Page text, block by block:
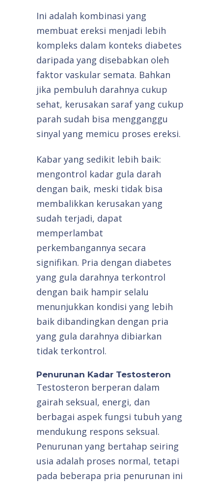
Ini adalah kombinasi yang
membuat ereksi menjadi lebih
kompleks dalam konteks diabetes
daripada yang disebabkan oleh
faktor vaskular semata. Bahkan
jika pembuluh darahnya cukup
sehat, kerusakan saraf yang cukup
parah sudah bisa mengganggu
sinyal yang memicu proses ereksi.
Kabar yang sedikit lebih baik:
mengontrol kadar gula darah
dengan baik, meski tidak bisa
membalikkan kerusakan yang
sudah terjadi, dapat
memperlambat
perkembangannya secara
signifikan. Pria dengan diabetes
yang gula darahnya terkontrol
dengan baik hampir selalu
menunjukkan kondisi yang lebih
baik dibandingkan dengan pria
yang gula darahnya dibiarkan
tidak terkontrol.
Penurunan Kadar Testosteron
Testosteron berperan dalam
gairah seksual, energi, dan
berbagai aspek fungsi tubuh yang
mendukung respons seksual.
Penurunan yang bertahap seiring
usia adalah proses normal, tetapi
pada beberapa pria penurunan ini